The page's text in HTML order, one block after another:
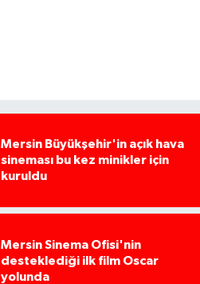
Mersin Büyükşehir'in açık hava
sineması bu kez minikler için
kuruldu
Mersin Sinema Ofisi'nin
desteklediği ilk film Oscar
yolunda